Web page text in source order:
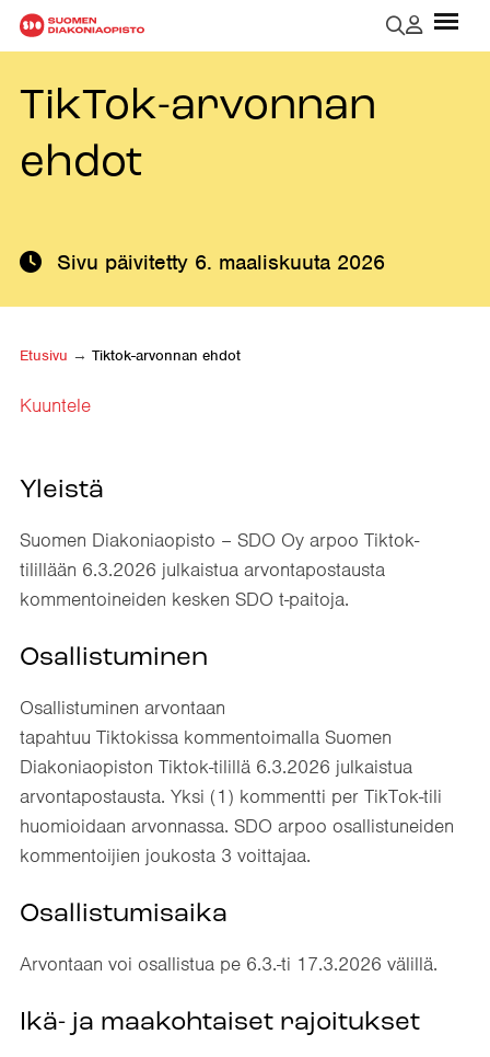
TikTok-arvonnan
ehdot
Sivu päivitetty 6. maaliskuuta 2026
Etusivu → Tiktok-arvonnan ehdot
Kuuntele
Yleistä
Suomen Diakoniaopisto – SDO Oy arpoo Tiktok-
tilillään 6.3.2026 julkaistua arvontapostausta
kommentoineiden kesken SDO t-paitoja.
Osallistuminen
Osallistuminen arvontaan
tapahtuu Tiktokissa kommentoimalla Suomen
Diakoniaopiston Tiktok-tilillä 6.3.2026 julkaistua
arvontapostausta. Yksi (1) kommentti per TikTok-tili
huomioidaan arvonnassa. SDO arpoo osallistuneiden
kommentoijien joukosta 3 voittajaa.
Osallistumisaika
Arvontaan voi osallistua pe 6.3.-ti 17.3.2026 välillä.
Ikä- ja maakohtaiset rajoitukset